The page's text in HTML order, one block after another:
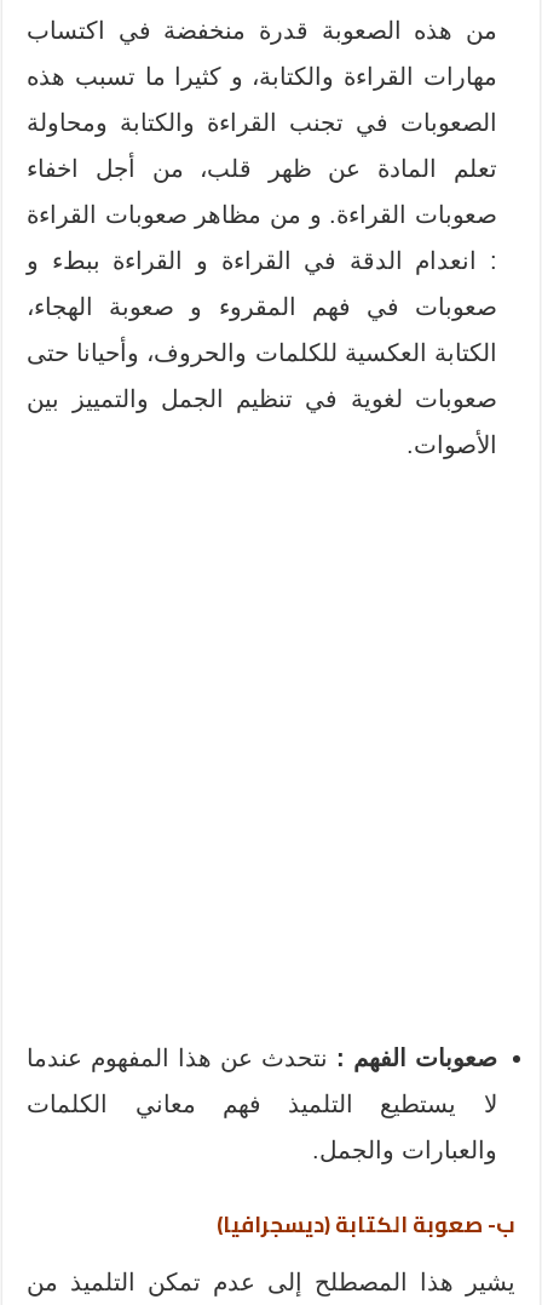
من هذه الصعوبة قدرة منخفضة في اكتساب
مهارات القراءة والكتابة، و كثيرا ما تسبب هذه
الصعوبات في تجنب القراءة والكتابة ومحاولة
تعلم المادة عن ظهر قلب، من أجل اخفاء
صعوبات القراءة. و من مظاهر صعوبات القراءة
: انعدام الدقة في القراءة و القراءة ببطء و
صعوبات في فهم المقروء و صعوبة الهجاء،
الكتابة العكسية للكلمات والحروف، وأحيانا حتى
صعوبات لغوية في تنظيم الجمل والتمييز بين
الأصوات.
صعوبات الفهم : نتحدث عن هذا المفهوم عندما
لا يستطيع التلميذ فهم معاني الكلمات
والعبارات والجمل.
ب- صعوبة الكتابة (ديسجرافيا)
يشير هذا المصطلح إلى عدم تمكن التلميذ من